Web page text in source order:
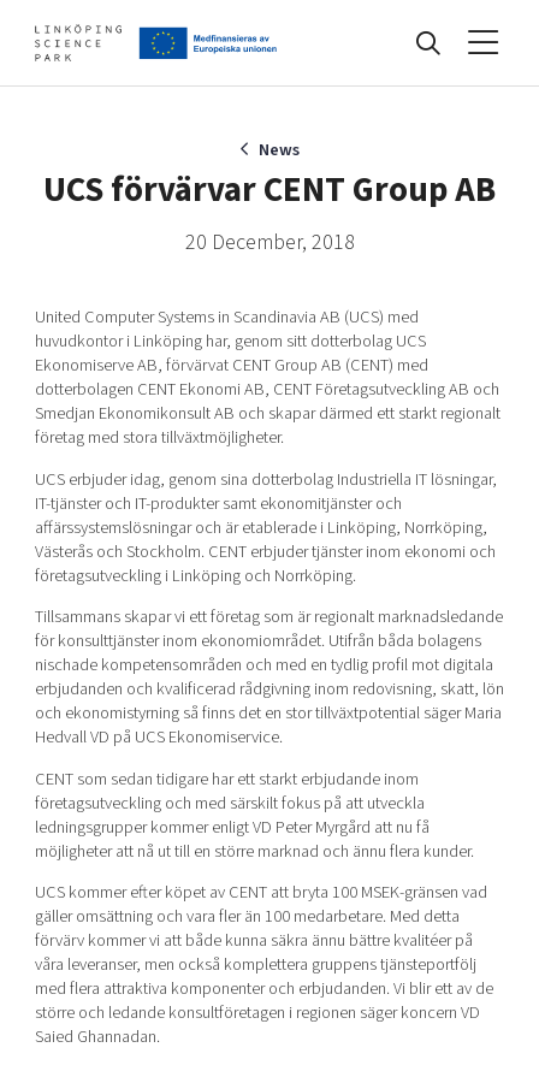
Find your network
Artificial intelligence
Cybersecurity
Internet of Things
Manufacturing industries
Global talent
Visual technologies
Shaping cities and regions
Bright East
East Sweden Tech Women
Reversed mentorship
Current offers and activities
Develop your company
Upgrade your skills & master new ones
Tech startups
Upscaling
Talent & skills
Startup & industry collaboration
Offers to boost your business
Funding opportunities
About
Our story, mission & vision
Our community of companies
Projects
Publications
Project toolbox
Our clusters
Reach out to us
Locations
40 years anniversary
News
UCS förvärvar CENT Group AB
20 December, 2018
United Computer Systems in Scandinavia AB (UCS) med
huvudkontor i Linköping har, genom sitt dotterbolag UCS
Ekonomiserve AB, förvärvat CENT Group AB (CENT) med
dotterbolagen CENT Ekonomi AB, CENT Företagsutveckling AB och
Smedjan Ekonomikonsult AB och skapar därmed ett starkt regionalt
företag med stora tillväxtmöjligheter.
UCS erbjuder idag, genom sina dotterbolag Industriella IT lösningar,
IT-tjänster och IT-produkter samt ekonomitjänster och
affärssystemslösningar och är etablerade i Linköping, Norrköping,
Västerås och Stockholm. CENT erbjuder tjänster inom ekonomi och
företagsutveckling i Linköping och Norrköping.
Tillsammans skapar vi ett företag som är regionalt marknadsledande
för konsulttjänster inom ekonomiområdet. Utifrån båda bolagens
nischade kompetensområden och med en tydlig profil mot digitala
erbjudanden och kvalificerad rådgivning inom redovisning, skatt, lön
och ekonomistyrning så finns det en stor tillväxtpotential säger Maria
Hedvall VD på UCS Ekonomiservice.
CENT som sedan tidigare har ett starkt erbjudande inom
företagsutveckling och med särskilt fokus på att utveckla
ledningsgrupper kommer enligt VD Peter Myrgård att nu få
möjligheter att nå ut till en större marknad och ännu flera kunder.
UCS kommer efter köpet av CENT att bryta 100 MSEK-gränsen vad
gäller omsättning och vara fler än 100 medarbetare. Med detta
förvärv kommer vi att både kunna säkra ännu bättre kvalitéer på
våra leveranser, men också komplettera gruppens tjänsteportfölj
med flera attraktiva komponenter och erbjudanden. Vi blir ett av de
större och ledande konsultföretagen i regionen säger koncern VD
Saied Ghannadan.